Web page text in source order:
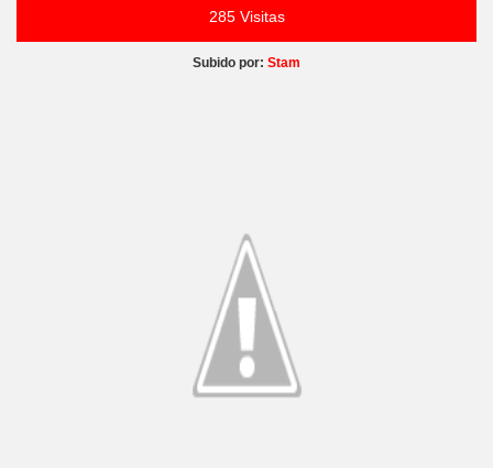
285 Visitas
Subido por: Stam